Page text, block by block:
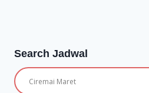
Search Jadwal